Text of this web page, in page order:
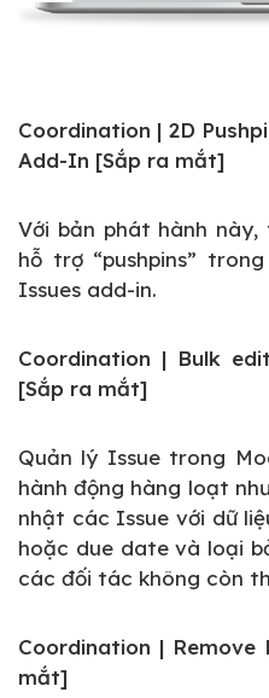
Coordination | 2D
Add-In [Sắp ra mắt]
Với bản phát hành
hỗ trợ “pushpins”
Issues add-in.
Coordination | Bulk
[Sắp ra mắt]
Quản lý Issue trong
hành động hàng loạt
nhật các Issue với dữ
hoặc due date và loại
các đối tác không còn
Coordination | Remove
mắt]